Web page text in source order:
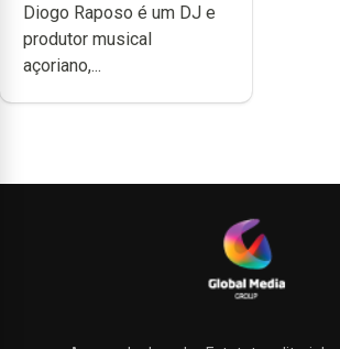
produzir uma música”
Diogo Raposo é um DJ e
produtor musical
açoriano,...